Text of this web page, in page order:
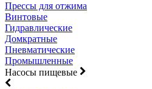
Прессы для отжима
Винтовые
Гидравлические
Домкратные
Пневматические
Промышленные
Насосы пищевые